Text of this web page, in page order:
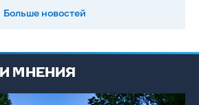
Больше новостей
МНЕНИЯ